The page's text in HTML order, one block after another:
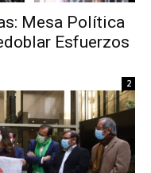
Mesa Política
Esfuerzos
2